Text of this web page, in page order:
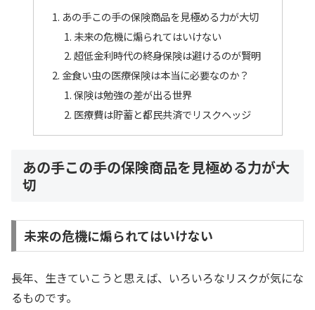
あの手この手の保険商品を見極める力が大切
未来の危機に煽られてはいけない
超低金利時代の終身保険は避けるのが賢明
金食い虫の医療保険は本当に必要なのか？
保険は勉強の差が出る世界
医療費は貯蓄と都民共済でリスクヘッジ
あの手この手の保険商品を見極める力が大
切
未来の危機に煽られてはいけない
長年、生きていこうと思えば、いろいろなリスクが気にな
るものです。